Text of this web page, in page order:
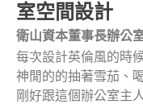
室空間設計
衛山資本董事長辦公
每次設計英倫風的時
神閒的的抽著雪茄、
剛好跟這個辦公室主